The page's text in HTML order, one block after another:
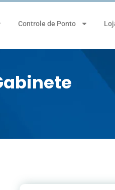
Controle de Ponto